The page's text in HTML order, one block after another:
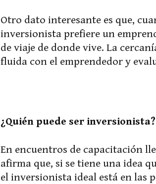
Otro dato interesante es que,
inversionista prefiere un
de viaje de donde vive. La
fluida con el emprendedor y
¿Quién puede ser inversionista?
En encuentros de capacitación
afirma que, si se tiene una idea
el inversionista ideal está en las